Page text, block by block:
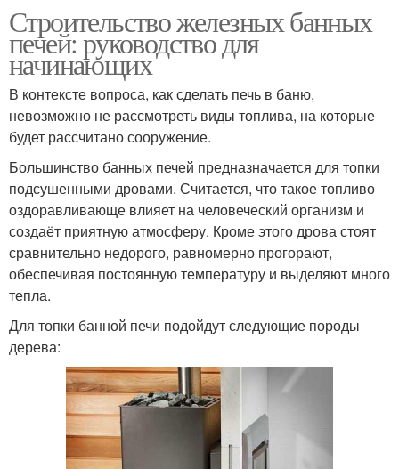
Строительство железных банных
печей: руководство для
начинающих
В контексте вопроса, как сделать печь в баню,
невозможно не рассмотреть виды топлива, на которые
будет рассчитано сооружение.
Большинство банных печей предназначается для топки
подсушенными дровами. Считается, что такое топливо
оздоравливающе влияет на человеческий организм и
создаёт приятную атмосферу. Кроме этого дрова стоят
сравнительно недорого, равномерно прогорают,
обеспечивая постоянную температуру и выделяют много
тепла.
Для топки банной печи подойдут следующие породы
дерева: